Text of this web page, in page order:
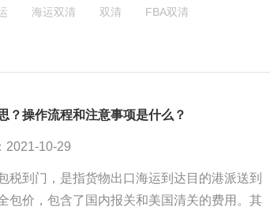
海运双清 双清
FBA双清
？操作流程和注意事项是什么？
2021-10-29
税到门，是指货物出口海运到达目的港派送到
包价，包含了国内报关和美国清关的费用。其